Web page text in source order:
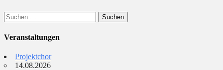
Suchen
nach:
Veranstaltungen
Projektchor
14.08.2026